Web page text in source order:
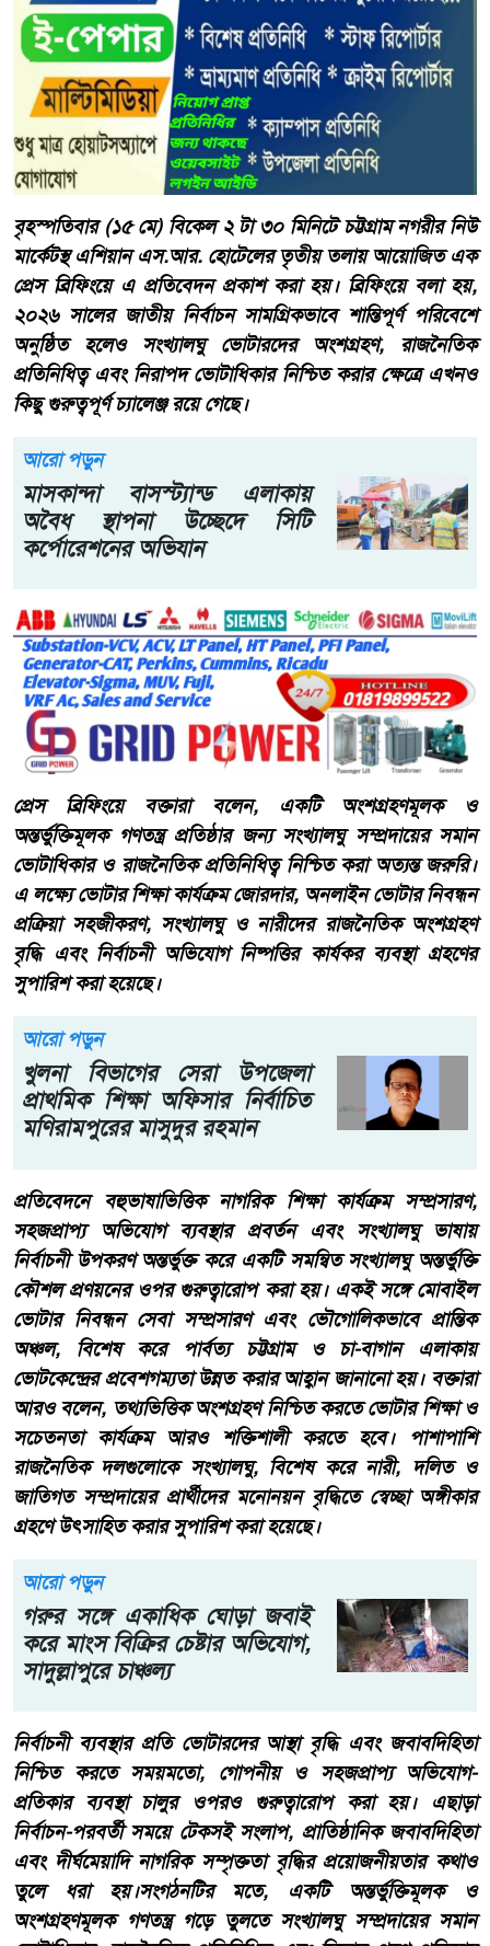
বৃহস্পতিবার (১৫ মে) বিকেল ২ টা ৩০ মিনিটে চট্টগ্রাম নগরীর নিউ
মার্কেটস্থ এশিয়ান এস.আর. হোটেলের তৃতীয় তলায় আয়োজিত এক
প্রেস ব্রিফিংয়ে এ প্রতিবেদন প্রকাশ করা হয়। ব্রিফিংয়ে বলা হয়,
২০২৬ সালের জাতীয় নির্বাচন সামগ্রিকভাবে শান্তিপূর্ণ পরিবেশে
অনুষ্ঠিত হলেও সংখ্যালঘু ভোটারদের অংশগ্রহণ, রাজনৈতিক
প্রতিনিধিত্ব এবং নিরাপদ ভোটাধিকার নিশ্চিত করার ক্ষেত্রে এখনও
কিছু গুরুত্বপূর্ণ চ্যালেঞ্জ রয়ে গেছে।
আরো পড়ুন
মাসকান্দা বাসস্ট্যান্ড এলাকায়
অবৈধ স্থাপনা উচ্ছেদে সিটি
কর্পোরেশনের অভিযান
প্রেস ব্রিফিংয়ে বক্তারা বলেন, একটি অংশগ্রহণমূলক ও
অন্তর্ভুক্তিমূলক গণতন্ত্র প্রতিষ্ঠার জন্য সংখ্যালঘু সম্প্রদায়ের সমান
ভোটাধিকার ও রাজনৈতিক প্রতিনিধিত্ব নিশ্চিত করা অত্যন্ত জরুরি।
এ লক্ষ্যে ভোটার শিক্ষা কার্যক্রম জোরদার, অনলাইন ভোটার নিবন্ধন
প্রক্রিয়া সহজীকরণ, সংখ্যালঘু ও নারীদের রাজনৈতিক অংশগ্রহণ
বৃদ্ধি এবং নির্বাচনী অভিযোগ নিষ্পত্তির কার্যকর ব্যবস্থা গ্রহণের
সুপারিশ করা হয়েছে।
আরো পড়ুন
খুলনা বিভাগের সেরা উপজেলা
প্রাথমিক শিক্ষা অফিসার নির্বাচিত
মণিরামপুরের মাসুদুর রহমান
প্রতিবেদনে বহুভাষাভিত্তিক নাগরিক শিক্ষা কার্যক্রম সম্প্রসারণ,
সহজপ্রাপ্য অভিযোগ ব্যবস্থার প্রবর্তন এবং সংখ্যালঘু ভাষায়
নির্বাচনী উপকরণ অন্তর্ভুক্ত করে একটি সমন্বিত সংখ্যালঘু অন্তর্ভুক্তি
কৌশল প্রণয়নের ওপর গুরুত্বারোপ করা হয়। একই সঙ্গে মোবাইল
ভোটার নিবন্ধন সেবা সম্প্রসারণ এবং ভৌগোলিকভাবে প্রান্তিক
অঞ্চল, বিশেষ করে পার্বত্য চট্টগ্রাম ও চা-বাগান এলাকায়
ভোটকেন্দ্রের প্রবেশগম্যতা উন্নত করার আহ্বান জানানো হয়। বক্তারা
আরও বলেন, তথ্যভিত্তিক অংশগ্রহণ নিশ্চিত করতে ভোটার শিক্ষা ও
সচেতনতা কার্যক্রম আরও শক্তিশালী করতে হবে। পাশাপাশি
রাজনৈতিক দলগুলোকে সংখ্যালঘু, বিশেষ করে নারী, দলিত ও
জাতিগত সম্প্রদায়ের প্রার্থীদের মনোনয়ন বৃদ্ধিতে স্বেচ্ছা অঙ্গীকার
গ্রহণে উৎসাহিত করার সুপারিশ করা হয়েছে।
আরো পড়ুন
গরুর সঙ্গে একাধিক ঘোড়া জবাই
করে মাংস বিক্রির চেষ্টার অভিযোগ,
সাদুল্লাপুরে চাঞ্চল্য
নির্বাচনী ব্যবস্থার প্রতি ভোটারদের আস্থা বৃদ্ধি এবং জবাবদিহিতা
নিশ্চিত করতে সময়মতো, গোপনীয় ও সহজপ্রাপ্য অভিযোগ-
প্রতিকার ব্যবস্থা চালুর ওপরও গুরুত্বারোপ করা হয়। এছাড়া
নির্বাচন-পরবর্তী সময়ে টেকসই সংলাপ, প্রাতিষ্ঠানিক জবাবদিহিতা
এবং দীর্ঘমেয়াদি নাগরিক সম্পৃক্ততা বৃদ্ধির প্রয়োজনীয়তার কথাও
তুলে ধরা হয়।সংগঠনটির মতে, একটি অন্তর্ভুক্তিমূলক ও
অংশগ্রহণমূলক গণতন্ত্র গড়ে তুলতে সংখ্যালঘু সম্প্রদায়ের সমান